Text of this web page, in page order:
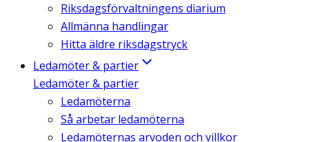
Riksdagsförvaltningens diarium
Allmänna handlingar
Hitta äldre riksdagstryck
Ledamöter & partier
Ledamöter & partier
Ledamöterna
Så arbetar ledamöterna
Ledamöternas arvoden och villkor